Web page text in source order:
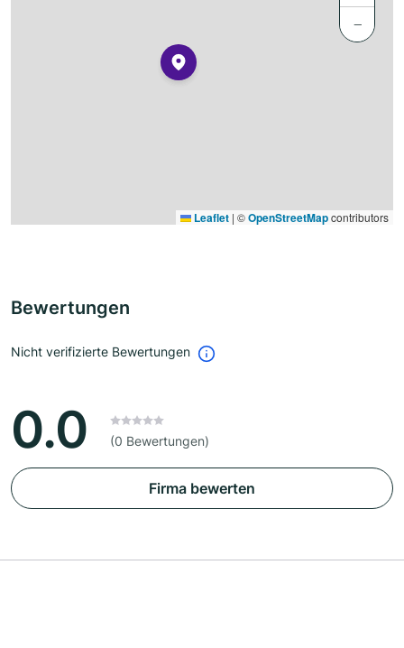
−
Leaflet | ©OpenStreetMapcontributors
Bewertungen
Nicht verifizierte Bewertungen
0.0 (0 Bewertungen)
Firma bewerten